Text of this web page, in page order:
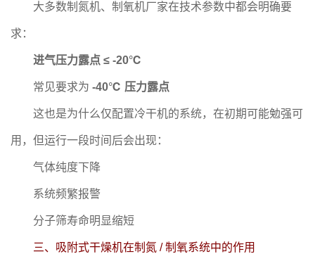
大多数制氮机、制氧机厂家在技术参数中都会明确要
求：
进气压力露点 ≤ -20℃
常见要求为 -40℃ 压力露点
这也是为什么仅配置冷干机的系统，在初期可能勉强可
用，但运行一段时间后会出现：
气体纯度下降
系统频繁报警
分子筛寿命明显缩短
三、吸附式干燥机在制氮 / 制氧系统中的作用